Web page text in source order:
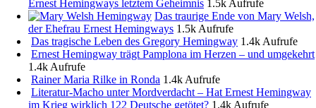
Ernest Hemingways letztem Geheimnis 1.5k Aufrufe
Das traurige Ende von Mary Welsh,
der Ehefrau Ernest Hemingways 1.5k Aufrufe
Das tragische Leben des Gregory Hemingway 1.4k Aufrufe
Ernest Hemingway trägt Pamplona im Herzen – und umgekehrt
1.4k Aufrufe
Rainer Maria Rilke in Ronda 1.4k Aufrufe
Literatur-Macho unter Mordverdacht – Hat Ernest Hemingway
im Krieg wirklich 122 Deutsche getötet? 1.4k Aufrufe